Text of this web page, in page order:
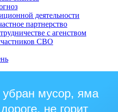
деятельности
партнерство
с агенством
СВО
мусор, яма
не горит